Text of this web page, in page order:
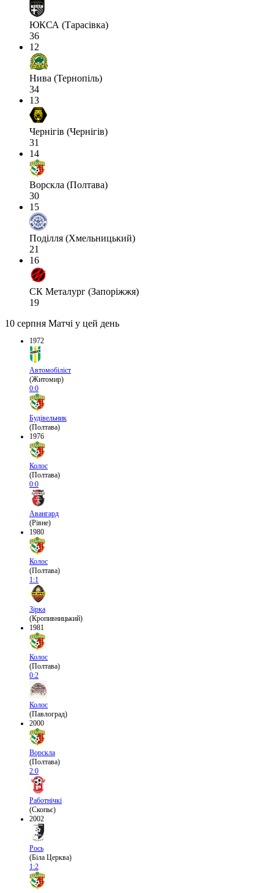
ЮКСА (Тарасівка)
36
12
Нива (Тернопіль)
34
13
Чернігів (Чернігів)
31
14
Ворскла (Полтава)
30
15
Поділля (Хмельницький)
21
16
СК Металург (Запоріжжя)
19
10 серпня Матчі у цей день
1972
Автомобіліст
(Житомир)
0:0
Будівельник
(Полтава)
1976
Колос
(Полтава)
0:0
Авангард
(Рівне)
1980
Колос
(Полтава)
1:1
Зірка
(Кропивницький)
1981
Колос
(Полтава)
0:2
Колос
(Павлоград)
2000
Ворскла
(Полтава)
2:0
Работнічкі
(Скопьє)
2002
Рось
(Біла Церква)
1:2